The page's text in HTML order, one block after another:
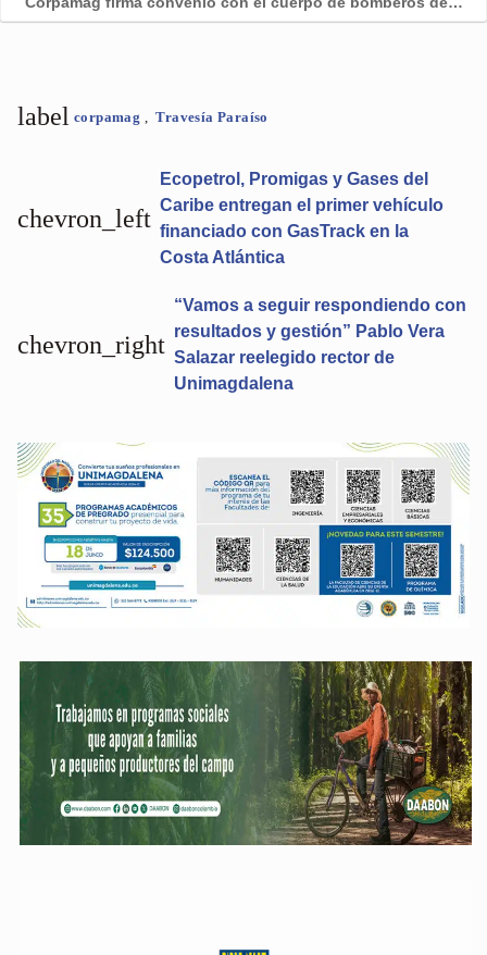
label corpamag Travesía Paraíso
chevron_left
Ecopetrol, Promigas y Gases del
Caribe entregan el primer vehículo
financiado con GasTrack en la
Costa Atlántica
“Vamos a seguir respondiendo con
resultados y gestión” Pablo Vera
Salazar reelegido rector de
Unimagdalena
chevron_right